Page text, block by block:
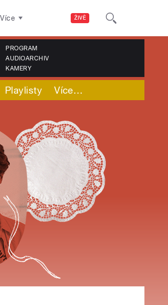
ŽIVĚ
Více
PROGRAM
AUDIOARCHIV
KAMERY
Playlisty Více…